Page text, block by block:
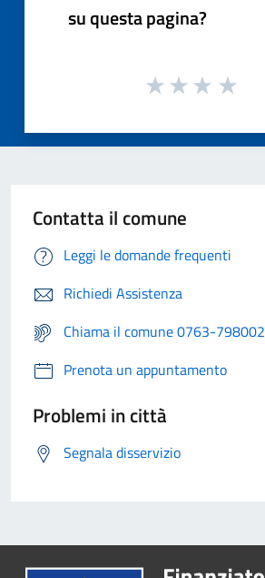
su questa pagina?
Contatta il comune
Leggi le domande frequenti
Richiedi Assistenza
Chiama il comune 0763-798002
Prenota un appuntamento
Problemi in città
Segnala disservizio